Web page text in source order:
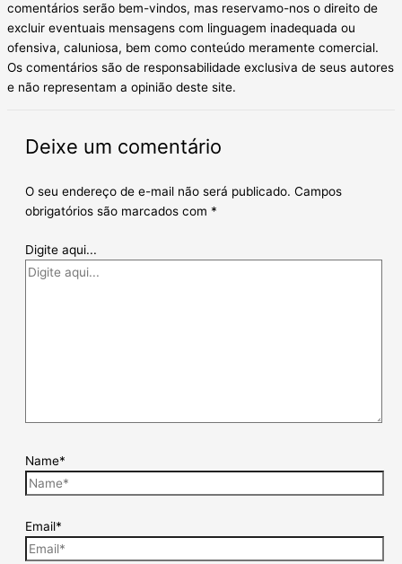
comentários serão bem-vindos, mas reservamo-nos o direito de
excluir eventuais mensagens com linguagem inadequada ou
ofensiva, caluniosa, bem como conteúdo meramente comercial.
Os comentários são de responsabilidade exclusiva de seus autores
e não representam a opinião deste site.
Deixe um comentário
O seu endereço de e-mail não será publicado. Campos
obrigatórios são marcados com *
Digite aqui...
Name*
Email*